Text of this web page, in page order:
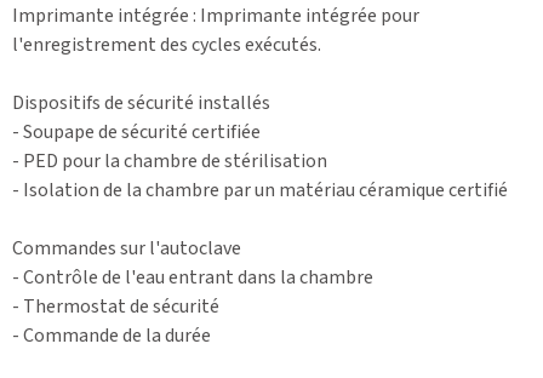
Imprimante intégrée : Imprimante intégrée pour
l'enregistrement des cycles exécutés.
Dispositifs de sécurité installés
- Soupape de sécurité certifiée
- PED pour la chambre de stérilisation
- Isolation de la chambre par un matériau céramique certifié
Commandes sur l'autoclave
- Contrôle de l'eau entrant dans la chambre
- Thermostat de sécurité
- Commande de la durée